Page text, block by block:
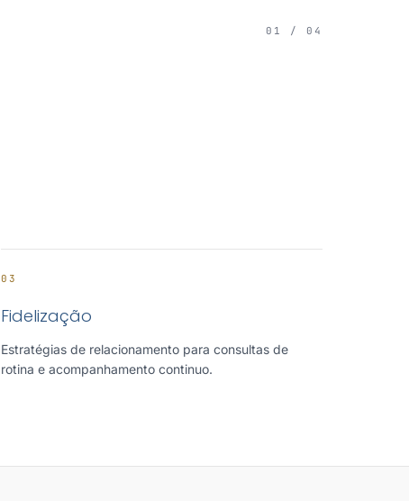
01 / 04
03
Fidelização
Estratégias de relacionamento para consultas de
rotina e acompanhamento continuo.